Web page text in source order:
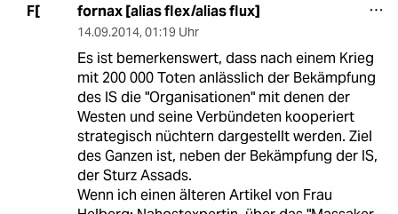
F[ fornax [alias flex/alias flux]
14.09.2014, 01:19 Uhr
Es ist bemerkenswert, dass nach einem Krieg
mit 200 000 Toten anlässlich der Bekämpfung
des IS die "Organisationen" mit denen der
Westen und seine Verbündeten kooperiert
strategisch nüchtern dargestellt werden. Ziel
des Ganzen ist, neben der Bekämpfung der IS,
der Sturz Assads.
Wenn ich einen älteren Artikel von Frau